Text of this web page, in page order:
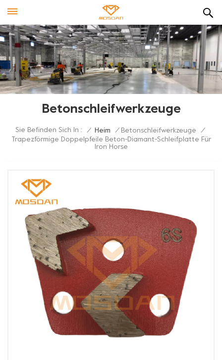
Betonschleifwerkzeuge
Sie Befinden Sich In : / Heim / Betonschleifwerkzeuge
/
Trapezförmige Doppelpfeile Beton-Diamant-Schleifplatte Für
Iron Horse